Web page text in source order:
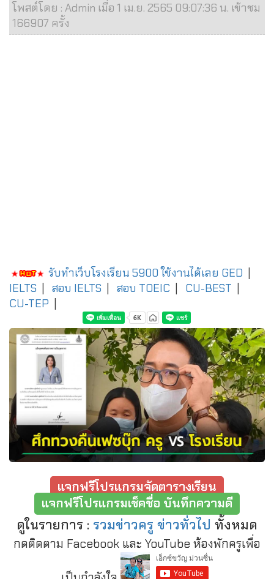
โพสต์โดย : Admin เมื่อ 1 เม.ย. 2565 09:07:36 น. เข้าชม
166907 ครั้ง
รับทำเว็บโรงเรียน 5900 ใช้งานได้เลย GED
IELTS
สอบ IELTS สอบ TOEIC CU-BEST
CU-TEP
แจกฟรีโปรแกรมจัดตารางเรียน
แจกฟรีโปรแกรมเช็คชื่อ บันทึกความดี
ดูในรายการ : รวมข่าวครู ข่าวทั่วไป ทั้งหมด
กดติดตาม Facebook และ YouTube ห้องพักครูเพื่อ